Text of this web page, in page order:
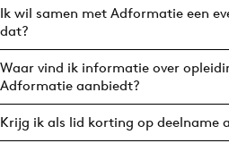
Ik wil samen met Adformatie een
dat?
Waar vind ik informatie over
Adformatie aanbiedt?
Krijg ik als lid korting op deelname